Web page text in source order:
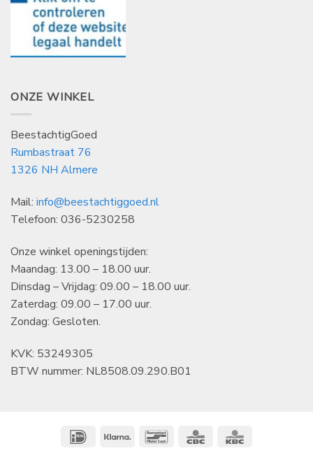
ONZE WINKEL
BeestachtigGoed
Rumbastraat 76
1326 NH Almere
Mail: info@beestachtiggoed.nl
Telefoon: 036-5230258
Onze winkel openingstijden:
Maandag: 13.00 – 18.00 uur.
Dinsdag – Vrijdag: 09.00 – 18.00 uur.
Zaterdag: 09.00 – 17.00 uur.
Zondag: Gesloten.
KVK: 53249305
BTW nummer: NL8508.09.290.B01
IDeal Klarna BancontactCBC